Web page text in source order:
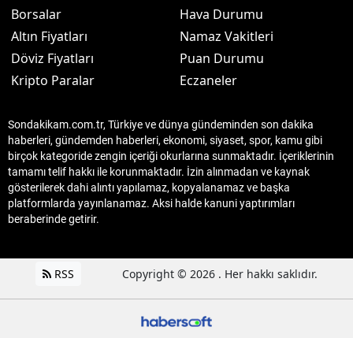
Borsalar
Altın Fiyatları
Döviz Fiyatları
Kripto Paralar
Hava Durumu
Namaz Vakitleri
Puan Durumu
Eczaneler
Sondakikam.com.tr, Türkiye ve dünya gündeminden son dakika
haberleri, gündemden haberleri, ekonomi, siyaset, spor, kamu gibi
birçok kategoride zengin içeriği okurlarına sunmaktadır. İçeriklerinin
tamamı telif hakkı ile korunmaktadır. İzin alınmadan ve kaynak
gösterilerek dahi alıntı yapılamaz, kopyalanamaz ve başka
platformlarda yayınlanamaz. Aksi halde kanuni yaptırımları
beraberinde getirir.
RSS Copyright © 2026 . Her hakkı saklıdır.